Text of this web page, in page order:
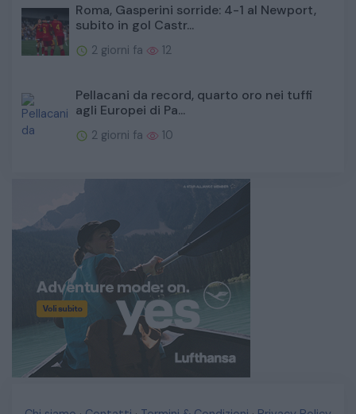
Roma, Gasperini sorride: 4-1 al Newport,
subito in gol Castr...
2 giorni fa 12
Pellacani da record, quarto oro nei tuffi
agli Europei di Pa...
2 giorni fa 10